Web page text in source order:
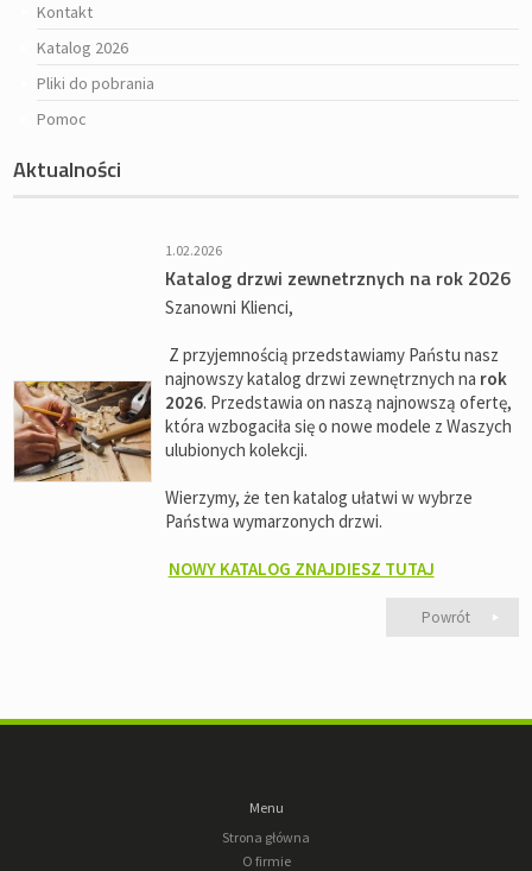
Kontakt
Katalog 2026
Pliki do pobrania
Pomoc
Aktualności
1.02.2026
Katalog drzwi zewnetrznych na rok 2026
Szanowni Klienci,
Z przyjemnością przedstawiamy Państu nasz
najnowszy katalog drzwi zewnętrznych na rok
2026. Przedstawia on naszą najnowszą ofertę,
która wzbogaciła się o nowe modele z Waszych
ulubionych kolekcji.
Wierzymy, że ten katalog ułatwi w wybrze
Państwa wymarzonych drzwi.
NOWY KATALOG ZNAJDIESZ TUTAJ
Powrót
Menu
Strona główna
O firmie